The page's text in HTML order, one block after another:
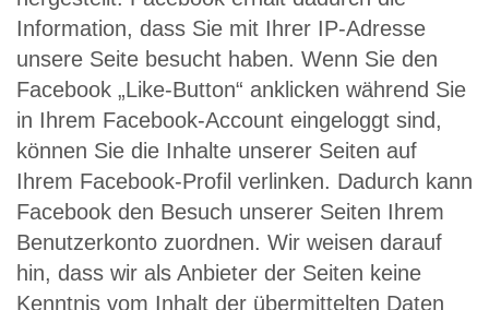
Information, dass Sie mit Ihrer IP-Adresse
unsere Seite besucht haben. Wenn Sie den
Facebook „Like-Button“ anklicken während Sie
in Ihrem Facebook-Account eingeloggt sind,
können Sie die Inhalte unserer Seiten auf
Ihrem Facebook-Profil verlinken. Dadurch kann
Facebook den Besuch unserer Seiten Ihrem
Benutzerkonto zuordnen. Wir weisen darauf
hin, dass wir als Anbieter der Seiten keine
Kenntnis vom Inhalt der übermittelten Daten